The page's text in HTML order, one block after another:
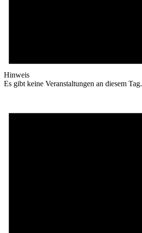
Hinweis
Es gibt keine Veranstaltungen an diesem Tag.